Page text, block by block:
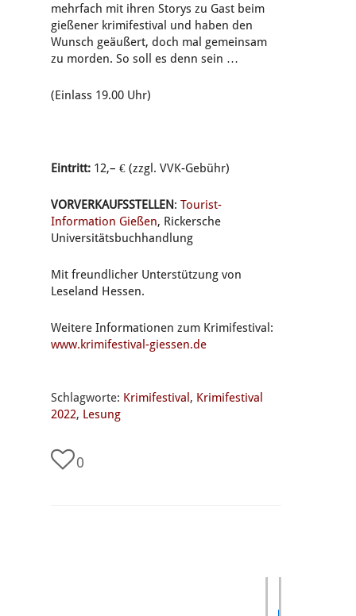
mehrfach mit ihren Storys zu Gast beim
gießener krimifestival und haben den
Wunsch geäußert, doch mal gemeinsam
zu morden. So soll es denn sein …
(Einlass 19.00 Uhr)
Eintritt: 12,– € (zzgl. VVK-Gebühr)
VORVERKAUFSSTELLEN: Tourist-
Information Gießen, Rickersche
Universitätsbuchhandlung
Mit freundlicher Unterstützung von
Leseland Hessen.
Weitere Informationen zum Krimifestival:
www.krimifestival-giessen.de
Schlagworte: Krimifestival , Krimifestival
2022, Lesung
0
Netanya-